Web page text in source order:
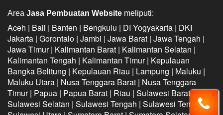
Area Jasa Pembuatan Website meliputi:
Aceh | Bali | Banten | Bengkulu | DI Yogyakarta | DKI
Jakarta | Gorontalo | Jambi | Jawa Barat | Jawa Tengah |
Jawa Timur | Kalimantan Barat | Kalimantan Selatan |
Kalimantan Tengah | Kalimantan Timur | Kepulauan
Bangka Belitung | Kepulauan Riau | Lampung | Maluku |
Maluku Utara | Nusa Tenggara Barat | Nusa Tenggara
Timur | Papua | Papua Barat | Riau | Sulawesi Barat |
Sulawesi Selatan | Sulawesi Tengah | Sulawesi Tenggara |